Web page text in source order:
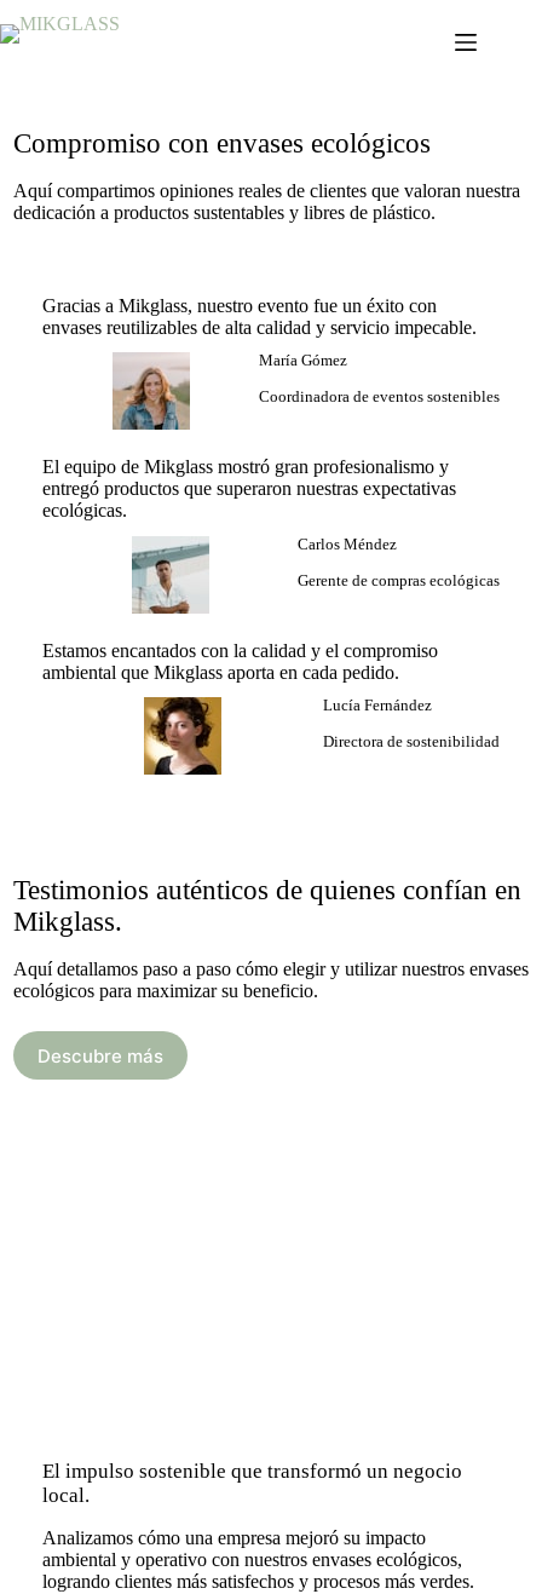
Compromiso con envases ecológicos
Aquí compartimos opiniones reales de clientes que valoran nuestra
dedicación a productos sustentables y libres de plástico.
Gracias a Mikglass, nuestro evento fue un éxito con
envases reutilizables de alta calidad y servicio impecable.
María Gómez
Coordinadora de eventos sostenibles
El equipo de Mikglass mostró gran profesionalismo y
entregó productos que superaron nuestras expectativas
ecológicas.
Carlos Méndez
Gerente de compras ecológicas
Estamos encantados con la calidad y el compromiso
ambiental que Mikglass aporta en cada pedido.
Lucía Fernández
Directora de sostenibilidad
Testimonios auténticos de quienes confían en
Mikglass.
Aquí detallamos paso a paso cómo elegir y utilizar nuestros envases
ecológicos para maximizar su beneficio.
Descubre más
El impulso sostenible que transformó un negocio
local.
Analizamos cómo una empresa mejoró su impacto
ambiental y operativo con nuestros envases ecológicos,
logrando clientes más satisfechos y procesos más verdes.